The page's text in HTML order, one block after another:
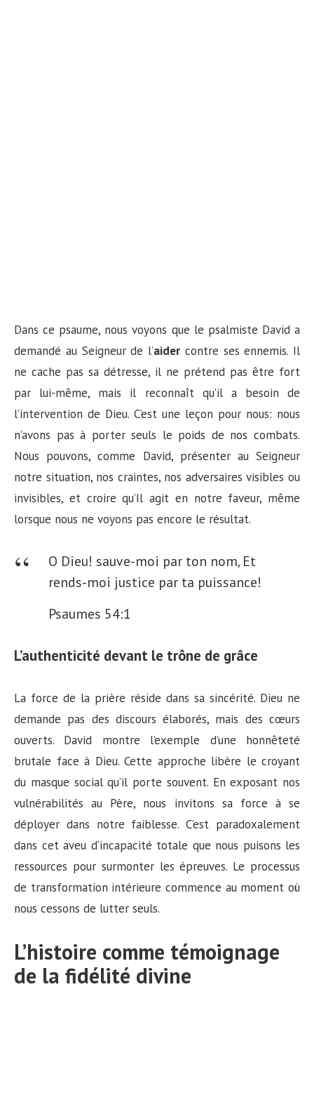
Dans ce psaume, nous voyons que le psalmiste David a
demandé au Seigneur de l’aider contre ses ennemis. Il
ne cache pas sa détresse, il ne prétend pas être fort
par lui-même, mais il reconnaît qu’il a besoin de
l’intervention de Dieu. C’est une leçon pour nous: nous
n’avons pas à porter seuls le poids de nos combats.
Nous pouvons, comme David, présenter au Seigneur
notre situation, nos craintes, nos adversaires visibles ou
invisibles, et croire qu’Il agit en notre faveur, même
lorsque nous ne voyons pas encore le résultat.
O Dieu! sauve-moi par ton nom,Et
rends-moi justice par ta puissance!
Psaumes 54:1
L’authenticité devant le trône de grâce
La force de la prière réside dans sa sincérité. Dieu ne
demande pas des discours élaborés, mais des cœurs
ouverts. David montre l’exemple d’une honnêteté
brutale face à Dieu. Cette approche libère le croyant
du masque social qu’il porte souvent. En exposant nos
vulnérabilités au Père, nous invitons sa force à se
déployer dans notre faiblesse. C’est paradoxalement
dans cet aveu d’incapacité totale que nous puisons les
ressources pour surmonter les épreuves. Le processus
de transformation intérieure commence au moment où
nous cessons de lutter seuls.
L’histoire comme témoignage
de la fidélité divine